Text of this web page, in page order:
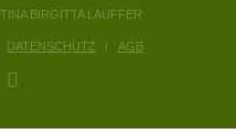
BIRGITTA LAUFFER
DATENSCHUTZ AGB